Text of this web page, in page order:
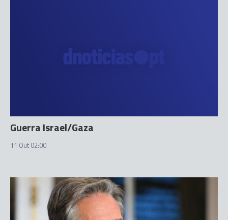
Guerra Israel/Gaza
11 Out 02:00